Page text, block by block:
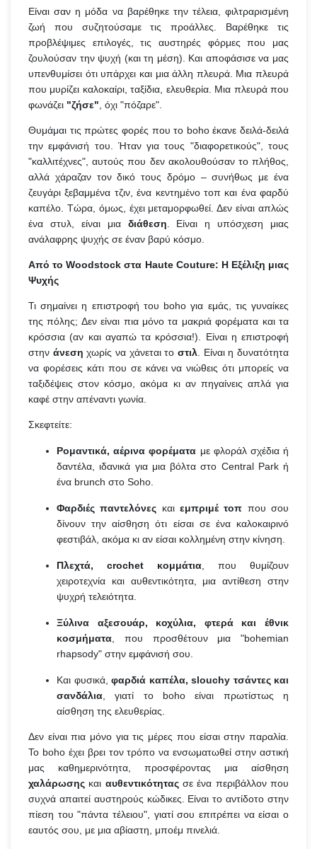
Είναι σαν η μόδα να βαρέθηκε την τέλεια, φιλτραρισμένη
ζωή που συζητούσαμε τις προάλλες. Βαρέθηκε τις
προβλέψιμες επιλογές, τις αυστηρές φόρμες που μας
ζουλούσαν την ψυχή (και τη μέση). Και αποφάσισε να μας
υπενθυμίσει ότι υπάρχει και μια άλλη πλευρά. Μια πλευρά
που μυρίζει καλοκαίρι, ταξίδια, ελευθερία. Μια πλευρά που
φωνάζει "ζήσε" , όχι "πόζαρε".
Θυμάμαι τις πρώτες φορές που το boho έκανε δειλά-δειλά
την εμφάνισή του. Ήταν για τους "διαφορετικούς", τους
"καλλιτέχνες", αυτούς που δεν ακολουθούσαν το πλήθος,
αλλά χάραζαν τον δικό τους δρόμο – συνήθως με ένα
ζευγάρι ξεβαμμένα τζιν, ένα κεντημένο τοπ και ένα φαρδύ
καπέλο. Τώρα, όμως, έχει μεταμορφωθεί. Δεν είναι απλώς
ένα στυλ, είναι μια διάθεση . Είναι η υπόσχεση μιας
ανάλαφρης ψυχής σε έναν βαρύ κόσμο.
Από το Woodstock στα Haute Couture: Η Εξέλιξη μιας
Ψυχής
Τι σημαίνει η επιστροφή του boho για εμάς, τις γυναίκες
της πόλης; Δεν είναι πια μόνο τα μακριά φορέματα και τα
κρόσσια (αν και αγαπώ τα κρόσσια!). Είναι η επιστροφή
στην άνεση χωρίς να χάνεται τοστιλ . Είναι η δυνατότητα
να φορέσεις κάτι που σε κάνει να νιώθεις ότι μπορείς να
ταξιδέψεις στον κόσμο, ακόμα κι αν πηγαίνεις απλά για
καφέ στην απέναντι γωνία.
Σκεφτείτε:
Ρομαντικά, αέρινα φορέματα με φλοράλ σχέδια ή
δαντέλα, ιδανικά για μια βόλτα στο Central Park ή
ένα brunch στο Soho.
Φαρδιές παντελόνες καιεμπριμέ τοπ που σου
δίνουν την αίσθηση ότι είσαι σε ένα καλοκαιρινό
φεστιβάλ, ακόμα κι αν είσαι κολλημένη στην κίνηση.
Πλεχτά, crochet κομμάτια , που θυμίζουν
χειροτεχνία και αυθεντικότητα, μια αντίθεση στην
ψυχρή τελειότητα.
Ξύλινα αξεσουάρ, κοχύλια, φτερά και έθνικ
κοσμήματα , που προσθέτουν μια "bohemian
rhapsody" στην εμφάνισή σου.
Και φυσικά, φαρδιά καπέλα, slouchy τσάντες και
σανδάλια , γιατί το boho είναι πρωτίστως η
αίσθηση της ελευθερίας.
Δεν είναι πια μόνο για τις μέρες που είσαι στην παραλία.
Το boho έχει βρει τον τρόπο να ενσωματωθεί στην αστική
μας καθημερινότητα, προσφέροντας μια αίσθηση
χαλάρωσης και αυθεντικότηταςσε ένα περιβάλλον που
συχνά απαιτεί αυστηρούς κώδικες. Είναι το αντίδοτο στην
πίεση του "πάντα τέλειου", γιατί σου επιτρέπει να είσαι ο
εαυτός σου, με μια αβίαστη, μποέμ πινελιά.